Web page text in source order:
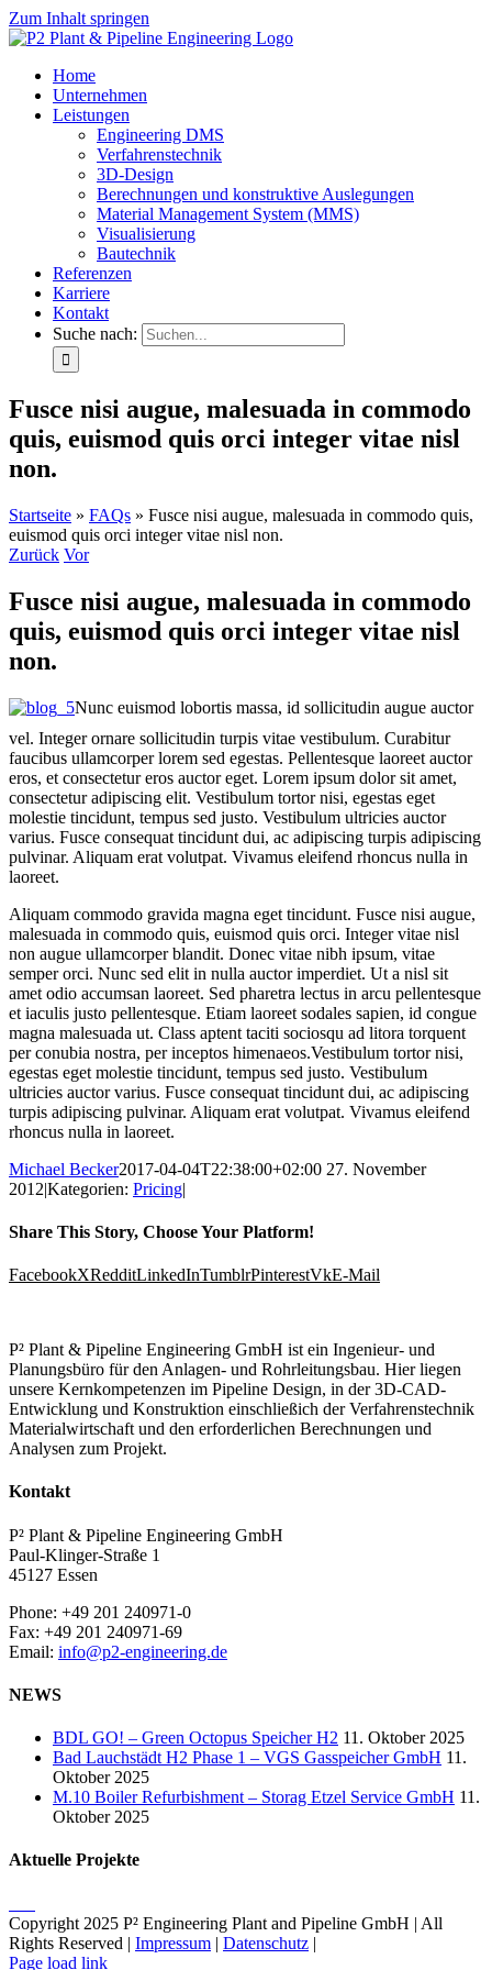
Zum Inhalt springen
Home
Unternehmen
Leistungen
Engineering DMS
Verfahrenstechnik
3D-Design
Berechnungen und konstruktive Auslegungen
Material Management System (MMS)
Visualisierung
Bautechnik
Referenzen
Karriere
Kontakt
Suche nach:
Fusce nisi augue, malesuada in commodo
quis, euismod quis orci integer vitae nisl
non.
Startseite » FAQs » Fusce nisi augue, malesuada in commodo quis,
euismod quis orci integer vitae nisl non.
Zurück Vor
Fusce nisi augue, malesuada in commodo
quis, euismod quis orci integer vitae nisl
non.
Nunc euismod lobortis massa, id sollicitudin augue auctor
vel. Integer ornare sollicitudin turpis vitae vestibulum. Curabitur
faucibus ullamcorper lorem sed egestas. Pellentesque laoreet auctor
eros, et consectetur eros auctor eget. Lorem ipsum dolor sit amet,
consectetur adipiscing elit. Vestibulum tortor nisi, egestas eget
molestie tincidunt, tempus sed justo. Vestibulum ultricies auctor
varius. Fusce consequat tincidunt dui, ac adipiscing turpis adipiscing
pulvinar. Aliquam erat volutpat. Vivamus eleifend rhoncus nulla in
laoreet.
Aliquam commodo gravida magna eget tincidunt. Fusce nisi augue,
malesuada in commodo quis, euismod quis orci. Integer vitae nisl
non augue ullamcorper blandit. Donec vitae nibh ipsum, vitae
semper orci. Nunc sed elit in nulla auctor imperdiet. Ut a nisl sit
amet odio accumsan laoreet. Sed pharetra lectus in arcu pellentesque
et iaculis justo pellentesque. Etiam laoreet sodales sapien, id congue
magna malesuada ut. Class aptent taciti sociosqu ad litora torquent
per conubia nostra, per inceptos himenaeos.Vestibulum tortor nisi,
egestas eget molestie tincidunt, tempus sed justo. Vestibulum
ultricies auctor varius. Fusce consequat tincidunt dui, ac adipiscing
turpis adipiscing pulvinar. Aliquam erat volutpat. Vivamus eleifend
rhoncus nulla in laoreet.
Michael Becker2017-04-04T22:38:00+02:00 27. November
2012|Kategorien: Pricing|
Share This Story, Choose Your Platform!
FacebookXRedditLinkedInTumblrPinterestVkE-Mail
P² Plant & Pipeline Engineering GmbH ist ein Ingenieur- und
Planungsbüro für den Anlagen- und Rohrleitungsbau. Hier liegen
unsere Kernkompetenzen im Pipeline Design, in der 3D-CAD-
Entwicklung und Konstruktion einschließich der Verfahrenstechnik
Materialwirtschaft und den erforderlichen Berechnungen und
Analysen zum Projekt.
Kontakt
P² Plant & Pipeline Engineering GmbH
Paul-Klinger-Straße 1
45127 Essen
Phone: +49 201 240971-0
Fax: +49 201 240971-69
Email: info@p2-engineering.de
NEWS
BDL GO! – Green Octopus Speicher H2 11. Oktober 2025
Bad Lauchstädt H2 Phase 1 – VGS Gasspeicher GmbH 11.
Oktober 2025
M.10 Boiler Refurbishment – Storag Etzel Service GmbH 11.
Oktober 2025
Aktuelle Projekte
Copyright 2025 P² Engineering Plant and Pipeline GmbH | All
Rights Reserved | Impressum | Datenschutz |
Page load link